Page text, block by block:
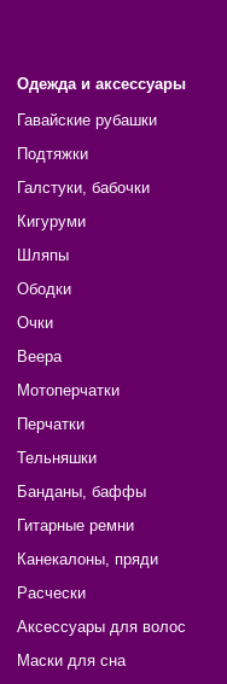
Одежда и аксессуары
Гавайские рубашки
Подтяжки
Галстуки, бабочки
Кигуруми
Шляпы
Ободки
Очки
Веера
Мотоперчатки
Перчатки
Тельняшки
Банданы, баффы
Гитарные ремни
Канекалоны, пряди
Расчески
Аксессуары для волос
Маски для сна